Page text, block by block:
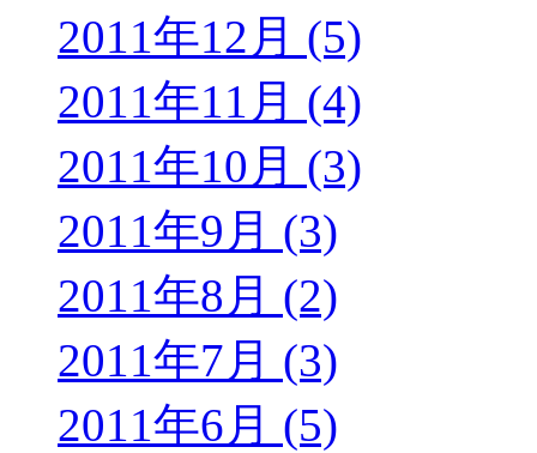
2011年12月 (5)
2011年11月 (4)
2011年10月 (3)
2011年9月 (3)
2011年8月 (2)
2011年7月 (3)
2011年6月 (5)